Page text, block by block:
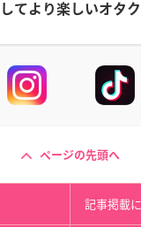
てより楽しいオタク
ページの先頭へ
記事掲載